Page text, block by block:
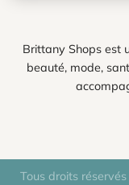
Brittany Shops est
beauté, mode,
Tous droits